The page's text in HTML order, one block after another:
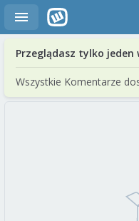
Przeglądasz tylko jeden
Wszystkie Komentarze